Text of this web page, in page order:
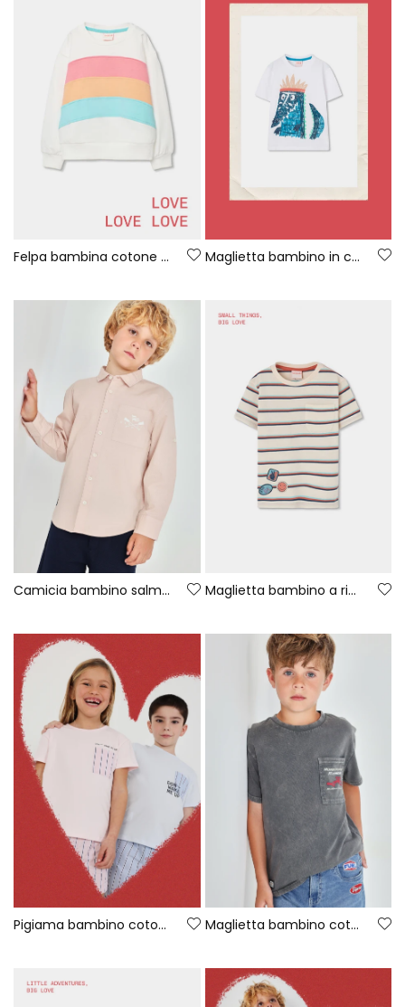
Felpa bambina cotone bianca Maglietta bambino in cotone bianco coccodrillo
Camicia bambino salmone Maglietta bambino a righe in maglia
Pigiama bambino cotone manica corta Maglietta bambino cotone grigio